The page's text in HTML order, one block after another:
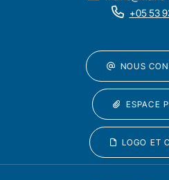
+05 53
NOUS
ESPACE
LOGO ET